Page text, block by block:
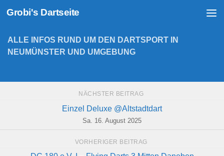
Zum Inhalt springen
Grobi's Dartseite
ALLE INFOS RUND UM DEN DARTSPORT IN
NEUMÜNSTER UND UMGEBUNG
NÄCHSTER BEITRAG
Einzel Deluxe @Altstadtdart
Sa. 16. August 2025
VORHERIGER BEITRAG